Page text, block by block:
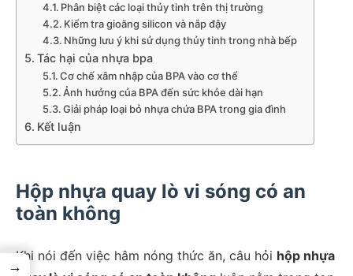
Phân biệt các loại thủy tinh trên thị trường
Kiểm tra gioăng silicon và nắp đậy
Những lưu ý khi sử dụng thủy tinh trong nhà bếp
Tác hại của nhựa bpa
Cơ chế xâm nhập của BPA vào cơ thể
Ảnh hưởng của BPA đến sức khỏe dài hạn
Giải pháp loại bỏ nhựa chứa BPA trong gia đình
Kết luận
Hộp nhựa quay lò vi sóng có an
toàn không
Khi nói đến việc hâm nóng thức ăn, câu hỏi hộp nhựa
→